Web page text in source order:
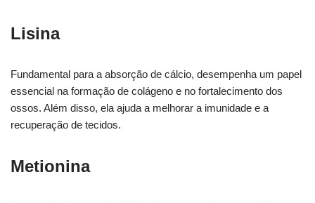
Lisina
Fundamental para a absorção de cálcio, desempenha um papel
essencial na formação de colágeno e no fortalecimento dos
ossos. Além disso, ela ajuda a melhorar a imunidade e a
recuperação de tecidos.
Metionina